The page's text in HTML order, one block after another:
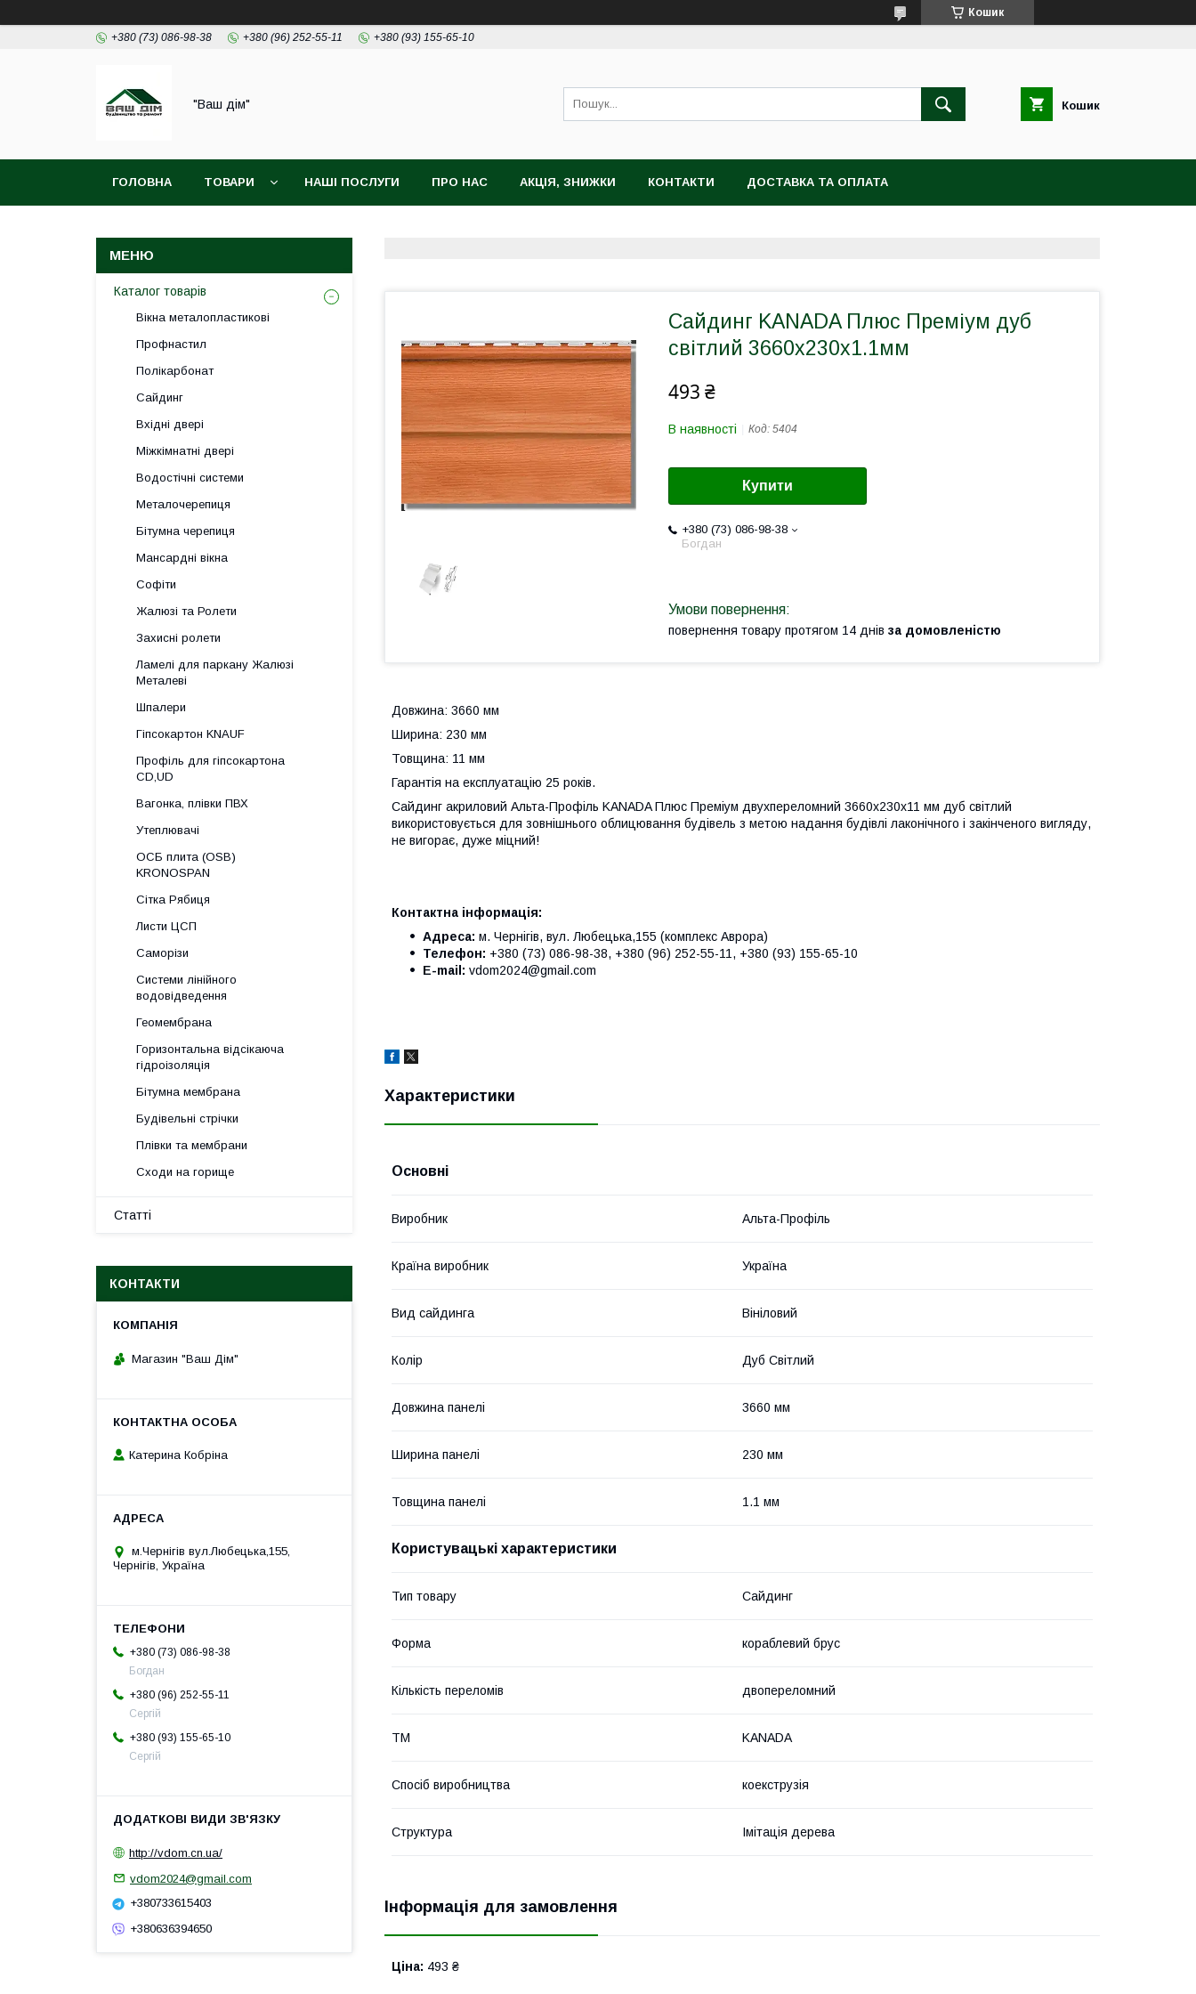
Кошик
+380 (73) 086-98-38 +380 (96) 252-55-11 +380 (93) 155-65-10
"Ваш дім" Кошик
ГОЛОВНА ТОВАРИ НАШІ ПОСЛУГИ ПРО НАС АКЦІЯ, ЗНИЖКИ КОНТАКТИ ДОСТАВКА ТА ОПЛАТА
Сайдинг KANADA Плюс Преміум дуб
світлий 3660x230x1.1мм
493 ₴
В наявності Код: 5404
Купити
+380 (73) 086-98-38
Богдан
повернення товару протягом 14 днів за домовленістю
Довжина: 3660 мм
Ширина: 230 мм
Товщина: 11 мм
Гарантія на експлуатацію 25 років.
Сайдинг акриловий Альта-Профіль KANADA Плюс Преміум двухпереломний 3660х230х11 мм дуб світлий
використовується для зовнішнього облицювання будівель з метою надання будівлі лаконічного і закінченого вигляду,
не вигорає, дуже міцний!
Контактна інформація:
Адреса: м. Чернігів, вул. Любецька,155 (комплекс Аврора)
Телефон: +380 (73) 086-98-38, +380 (96) 252-55-11, +380 (93) 155-65-10
E-mail: vdom2024@gmail.com
Характеристики
Основні
Виробник Альта-Профіль
Країна виробник Україна
Вид сайдинга Вініловий
Колір Дуб Світлий
Довжина панелі 3660 мм
Ширина панелі 230 мм
Товщина панелі 1.1 мм
Користувацькі характеристики
Тип товару Сайдинг
Форма кораблевий брус
Кількість переломів двопереломний
ТМ KANADA
Спосіб виробництва коекструзія
Структура Імітація дерева
Інформація для замовлення
Ціна: 493 ₴
Каталог товарів
Вікна металопластикові
Профнастил
Полікарбонат
Сайдинг
Вхідні двері
Міжкімнатні двері
Водостічні системи
Металочерепиця
Бітумна черепиця
Мансардні вікна
Софіти
Жалюзі та Ролети
Захисні ролети
Ламелі для паркану Жалюзі
Металеві
Шпалери
Гіпсокартон KNAUF
Профіль для гіпсокартона
CD,UD
Вагонка, плівки ПВХ
Утеплювачі
ОСБ плита (OSB)
KRONOSPAN
Сітка Рябиця
Листи ЦСП
Саморізи
Системи лінійного
водовідведення
Геомембрана
Горизонтальна відсікаюча
гідроізоляція
Бітумна мембрана
Будівельні стрічки
Плівки та мембрани
Сходи на горище
Статті
КОНТАКТИ
Магазин "Ваш Дім"
Катерина Кобріна
м.Чернігів вул.Любецька,155,
Чернігів, Україна
+380 (73) 086-98-38
Богдан
+380 (96) 252-55-11
Сергій
+380 (93) 155-65-10
Сергій
http://vdom.cn.ua/
vdom2024@gmail.com
+380733615403
+380636394650